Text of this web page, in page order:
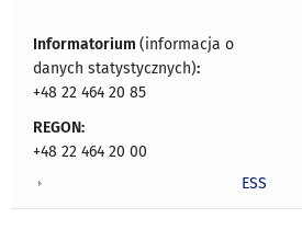
Informatorium (informacja o
danych statystycznych):
+48 22 464 20 85
REGON:
+48 22 464 20 00
ESS